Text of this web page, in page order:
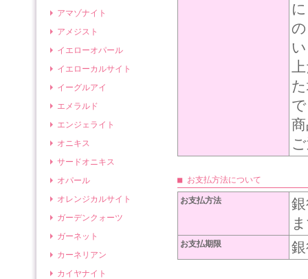
アマゾナイト
アメジスト
イエローオパール
イエローカルサイト
イーグルアイ
エメラルド
エンジェライト
オニキス
サードオニキス
オパール
オレンジカルサイト
ガーデンクォーツ
ガーネット
カーネリアン
カイヤナイト
■ お支払方法について
お支払方法
お支払期限